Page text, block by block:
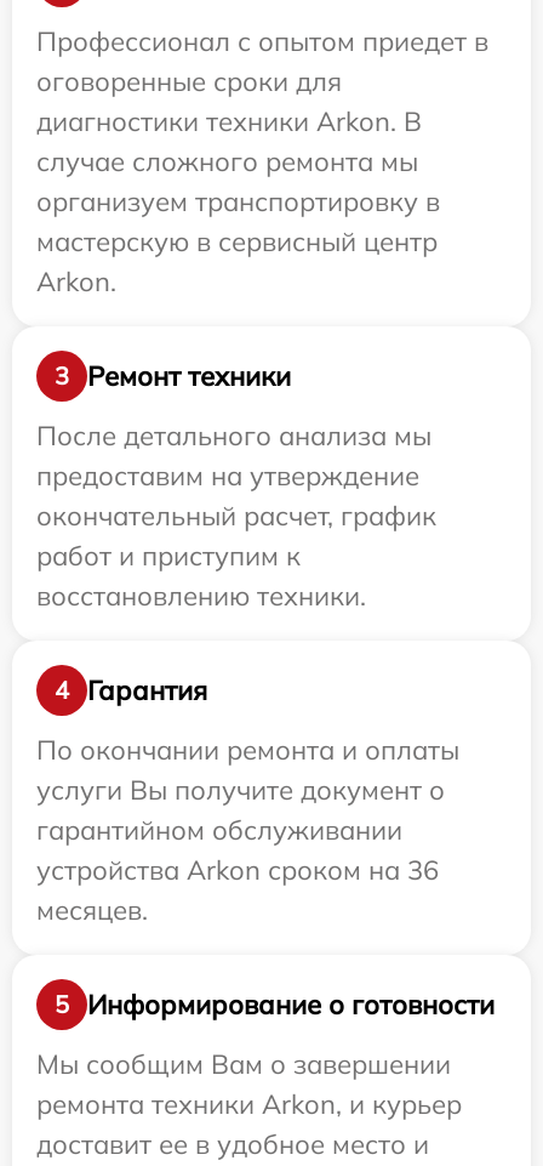
Профессионал с опытом приедет в
оговоренные сроки для
диагностики техники Arkon. В
случае сложного ремонта мы
организуем транспортировку в
мастерскую в сервисный центр
Arkon.
3
Ремонт техники
После детального анализа мы
предоставим на утверждение
окончательный расчет, график
работ и приступим к
восстановлению техники.
4
Гарантия
По окончании ремонта и оплаты
услуги Вы получите документ о
гарантийном обслуживании
устройства Arkon сроком на 36
месяцев.
5
Информирование о готовности
Мы сообщим Вам о завершении
ремонта техники Arkon, и курьер
доставит ее в удобное место и